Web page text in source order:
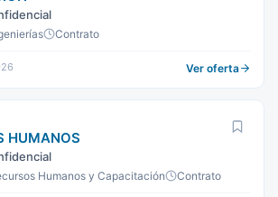
Contrato
Ver oferta
HUMANOS
Humanos y Capacitación Contrato